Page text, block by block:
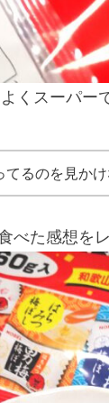
くスーパー
るのを見かけ
べた感想を